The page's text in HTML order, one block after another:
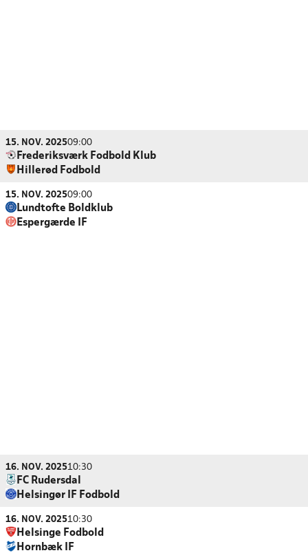
15. NOV. 202509:00
Frederiksværk Fodbold Klub
Hillerød Fodbold
15. NOV. 202509:00
Lundtofte Boldklub
Espergærde IF
16. NOV. 202510:30
FC Rudersdal
Helsingør IF Fodbold
16. NOV. 202510:30
Helsinge Fodbold
Hornbæk IF